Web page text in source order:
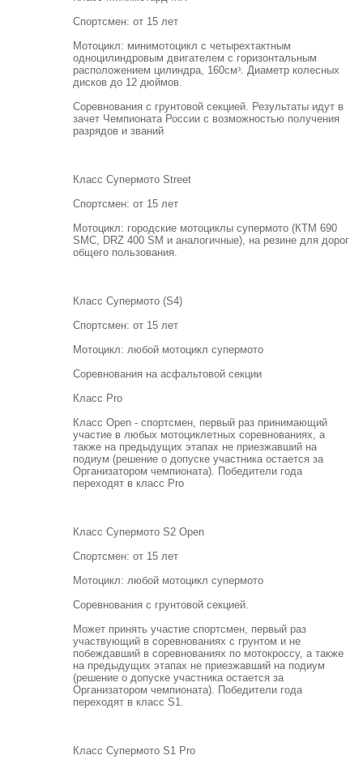
Спортсмен: от 15 лет
Мотоцикл: минимотоцикл с четырехтактным
одноцилиндровым двигателем с горизонтальным
расположением цилиндра, 160смᶟ. Диаметр колесных
дисков до 12 дюймов.
Соревнования с грунтовой секцией. Результаты идут в
зачет Чемпионата России с возможностью получения
разрядов и званий
Класс Супермото Street
Спортсмен: от 15 лет
Мотоцикл: городские мотоциклы супермото (КТМ 690
SMC, DRZ 400 SM и аналогичные), на резине для дорог
общего пользования.
Класс Супермото (S4)
Спортсмен: от 15 лет
Мотоцикл: любой мотоцикл супермото
Соревнования на асфальтовой секции
Класс Pro
Класс Open - спортсмен, первый раз принимающий
участие в любых мотоциклетных соревнованиях, а
также на предыдущих этапах не приезжавший на
подиум (решение о допуске участника остается за
Организатором чемпионата). Победители года
переходят в класс Pro
Класс Супермото S2 Open
Спортсмен: от 15 лет
Мотоцикл: любой мотоцикл супермото
Соревнования с грунтовой секцией.
Может принять участие спортсмен, первый раз
участвующий в соревнованиях с грунтом и не
побеждавший в соревнованиях по мотокроссу, а также
на предыдущих этапах не приезжавший на подиум
(решение о допуске участника остается за
Организатором чемпионата). Победители года
переходят в класс S1.
Класс Супермото S1 Pro